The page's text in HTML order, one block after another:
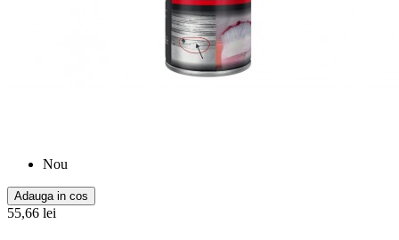
Nou
Adauga in cos
55,66 lei